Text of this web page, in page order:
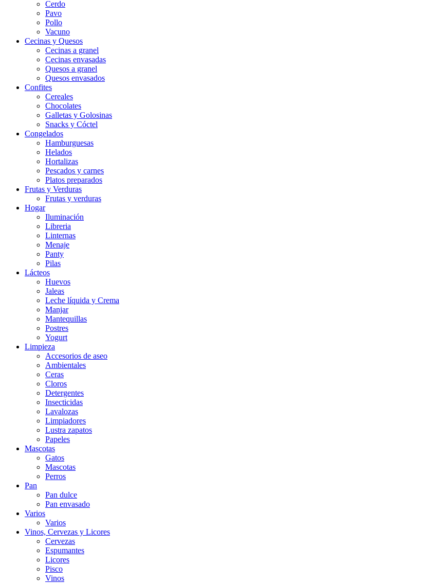
Cerdo
Pavo
Pollo
Vacuno
Cecinas y Quesos
Cecinas a granel
Cecinas envasadas
Quesos a granel
Quesos envasados
Confites
Cereales
Chocolates
Galletas y Golosinas
Snacks y Cóctel
Congelados
Hamburguesas
Helados
Hortalizas
Pescados y carnes
Platos preparados
Frutas y Verduras
Frutas y verduras
Hogar
Iluminación
Libreria
Linternas
Menaje
Panty
Pilas
Lácteos
Huevos
Jaleas
Leche líquida y Crema
Manjar
Mantequillas
Postres
Yogurt
Limpieza
Accesorios de aseo
Ambientales
Ceras
Cloros
Detergentes
Insecticidas
Lavalozas
Limpiadores
Lustra zapatos
Papeles
Mascotas
Gatos
Mascotas
Perros
Pan
Pan dulce
Pan envasado
Varios
Varios
Vinos, Cervezas y Licores
Cervezas
Espumantes
Licores
Pisco
Vinos